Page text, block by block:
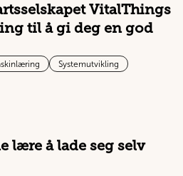
VitalThings
til å gi deg en god
Systemutvikling
lære å lade seg selv